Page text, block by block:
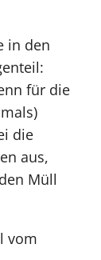
in den
für die
die
aus,
Müll
vom